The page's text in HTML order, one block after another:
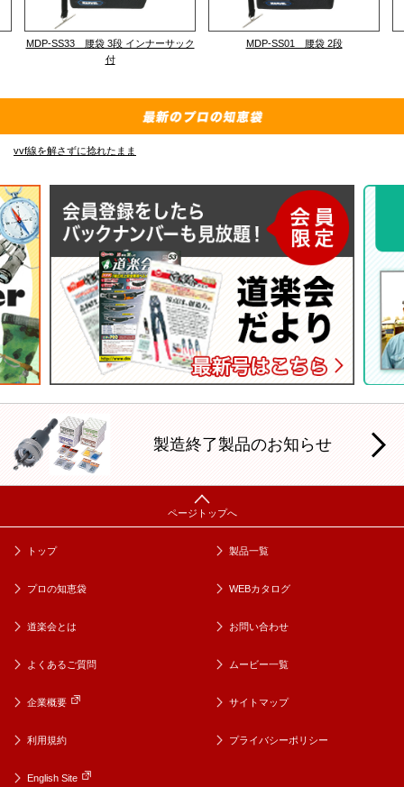
MDP-SS33 腰袋 3段 インナーサック
付
MDP-SS01 腰袋 2段
vvf線を解さずに捻れたまま
製造終了製品のお知らせ
トップ 製品一覧
プロの知恵袋 WEBカタログ
道楽会とは お問い合わせ
よくあるご質問 ムービー一覧
企業概要 サイトマップ
利用規約 プライバシーポリシー
English Site